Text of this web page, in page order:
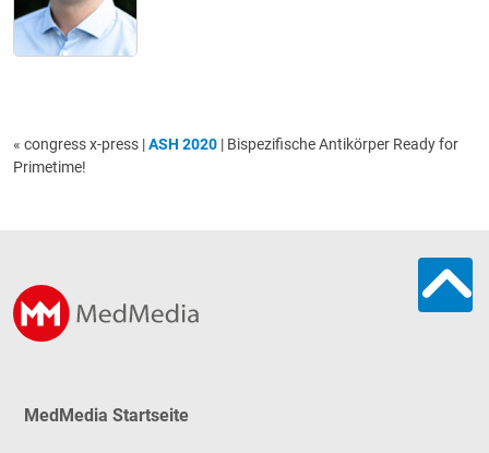
« congress x-press |ASH 2020| Bispezifische Antikörper Ready for
Primetime!
MedMedia Startseite